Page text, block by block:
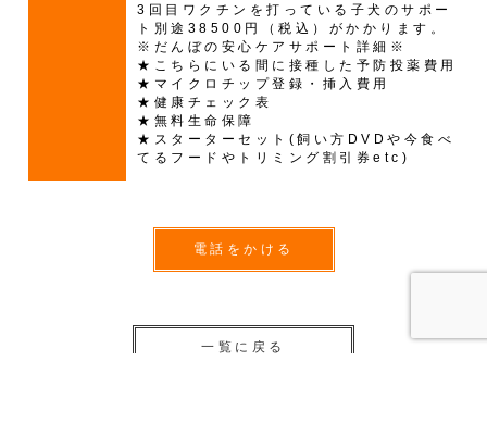
3回目ワクチンを打っている子犬のサポー
ト別途38500円（税込）がかかります。
※だんぼの安心ケアサポート詳細※
★こちらにいる間に接種した予防投薬費用
★マイクロチップ登録・挿入費用
★健康チェック表
★無料生命保障
★スターターセット(飼い方DVDや今食べ
てるフードやトリミング割引券etc)
電話をかける
一覧に戻る